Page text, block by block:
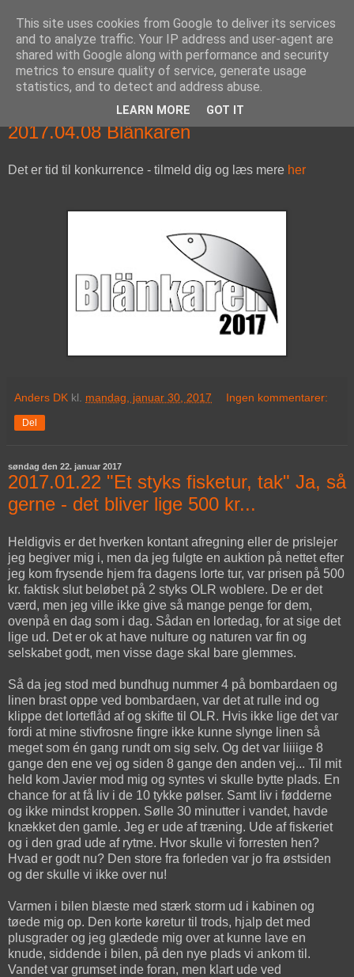
fiskedagbog.dk
Havørredfiskeri, tordenvejr og rav i (en skøn?) tre-enighed
mandag den 30. januar 2017
2017.04.08 Blänkaren
Det er tid til konkurrence - tilmeld dig og læs mere her
Anders DK kl. mandag, januar 30, 2017 Ingen kommentarer:
Del
søndag den 22. januar 2017
2017.01.22 "Et styks fisketur, tak" Ja, så
gerne - det bliver lige 500 kr...
Heldigvis er det hverken kontant afregning eller de prislejer
jeg begiver mig i, men da jeg fulgte en auktion på nettet efter
jeg kom frysende hjem fra dagens lorte tur, var prisen på 500
kr. faktisk slut beløbet på 2 styks OLR woblere. De er det
værd, men jeg ville ikke give så mange penge for dem,
ovenpå en dag som i dag. Sådan en lortedag, for at sige det
lige ud. Det er ok at have nulture og naturen var fin og
selskabet godt, men visse dage skal bare glemmes.
Så da jeg stod med bundhug nummer 4 på bombardaen og
linen brast oppe ved bombardaen, var det at rulle ind og
klippe det lorteflåd af og skifte til OLR. Hvis ikke lige det var
fordi at mine stivfrosne fingre ikke kunne slynge linen så
meget som én gang rundt om sig selv. Og det var liiiige 8
gange den ene vej og siden 8 gange den anden vej... Til mit
held kom Javier mod mig og syntes vi skulle bytte plads. En
chance for at få liv i de 10 tykke pølser. Samt liv i fødderne
og ikke mindst kroppen. Sølle 30 minutter i vandet, havde
knækket den gamle. Jeg er ude af træning. Ude af fiskeriet
og i den grad ude af rytme. Hvor skulle vi forresten hen?
Hvad er godt nu? Den store fra forleden var jo fra østsiden
og der skulle vi ikke over nu!
Varmen i bilen blæste med stærk storm ud i kabinen og
tøede mig op. Den korte køretur til trods, hjalp det med
plusgrader og jeg glædede mig over at kunne lave en
knude, siddende i bilen, på den nye plads vi ankom til.
Vandet var grumset inde foran, men klart ude ved
This site uses cookies from Google to deliver its services
and to analyze traffic. Your IP address and user-agent are
shared with Google along with performance and security
metrics to ensure quality of service, generate usage
statistics, and to detect and address abuse.
LEARN MORE GOT IT